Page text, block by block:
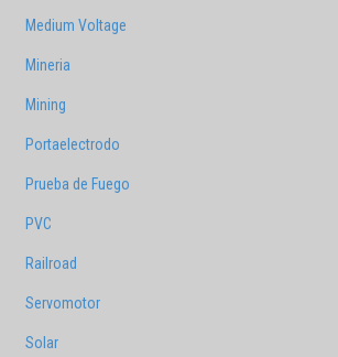
Medium Voltage
Mineria
Mining
Portaelectrodo
Prueba de Fuego
PVC
Railroad
Servomotor
Solar